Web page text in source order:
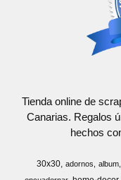
Tienda online de
Canarias. Regalos
hechos
30x30 adornos album